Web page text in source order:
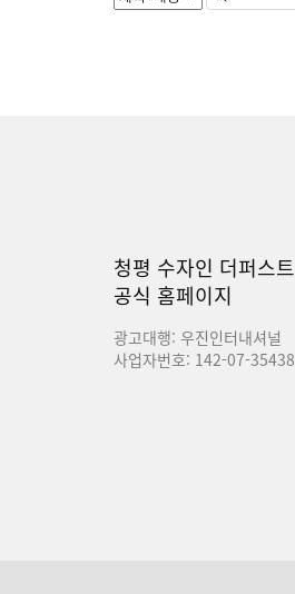
청평 수자인 더퍼스트
공식 홈페이지
광고대행: 우진인터내셔널
사업자번호: 142-07-35438